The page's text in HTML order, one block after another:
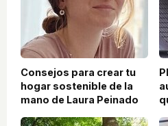
Consejos para crear tu
hogar sostenible de la
mano de Laura Peinado